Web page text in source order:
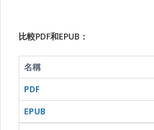
比較PDF和EPUB：
名稱
PDF
EPUB